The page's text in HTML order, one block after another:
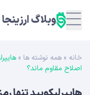
وبلاگ ارزینجا
خانه » همه نوشته ها »
اصلاح مقاوم ماند؟